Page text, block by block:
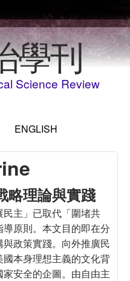
學刊
Science Review
ENGLISH
略理論與實踐
主」已取代「圍堵共
原則。本文目的即在分
政策實踐。向外推廣民
本身理想主義的文化背
安全的企圖。由自由主